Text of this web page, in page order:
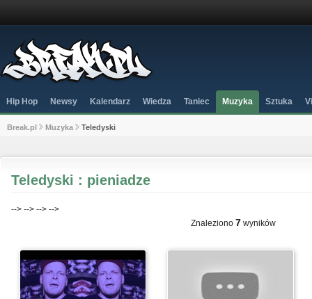
Hip Hop Newsy Kalendarz Wiedza Taniec Muzyka Sztuka
Break.pl Muzyka Teledyski
Teledyski : pieniadze
--> --> --> -->
Znaleziono 7 wyników